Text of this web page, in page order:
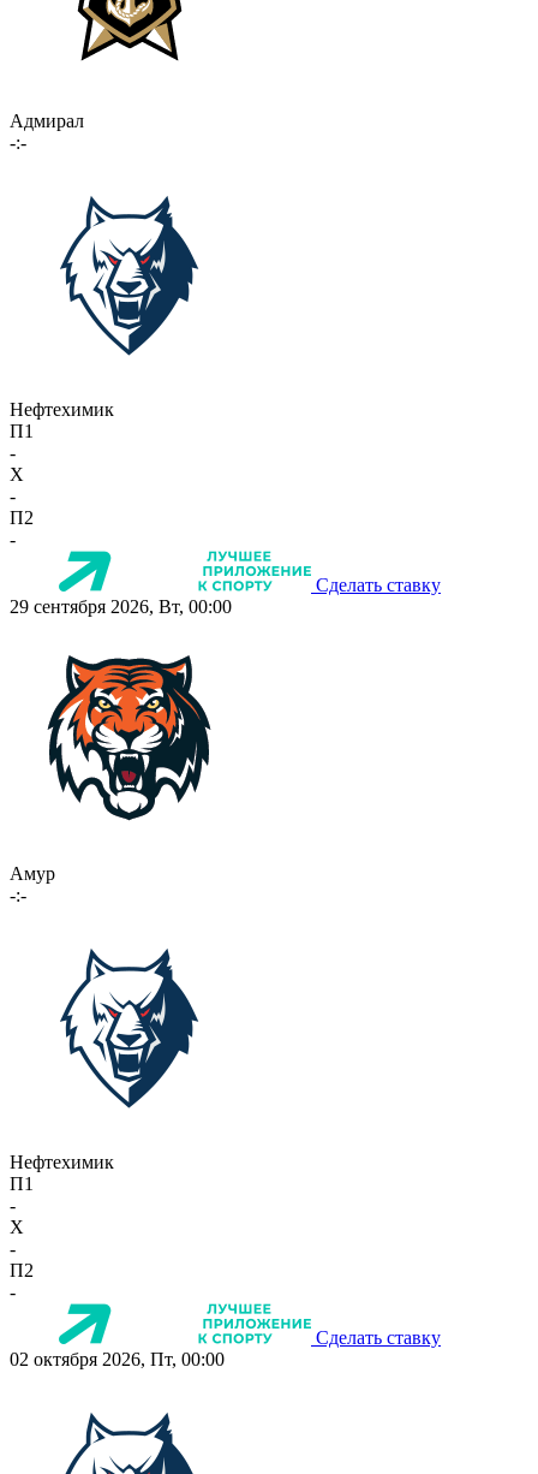
Адмирал
-:-
Нефтехимик
П1
-
X
-
П2
-
Сделать ставку
29 сентября 2026, Вт, 00:00
Амур
-:-
Нефтехимик
П1
-
X
-
П2
-
Сделать ставку
02 октября 2026, Пт, 00:00